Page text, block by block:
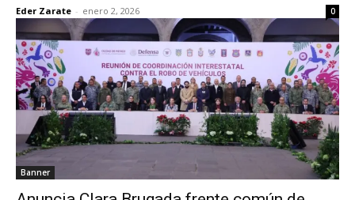
Eder Zarate - enero 2, 2026 0
Banner